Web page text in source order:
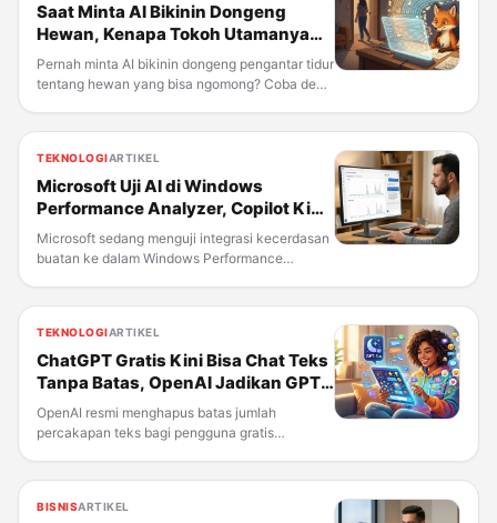
Saat Minta AI Bikinin Dongeng
Hewan, Kenapa Tokoh Utamanya
Tidak ada Cewek?
Pernah minta AI bikinin dongeng pengantar tidur
tentang hewan yang bisa ngomong? Coba deh.
gitu. Justru kebalikannya.
TEKNOLOGIARTIKEL
Microsoft Uji AI di Windows
Performance Analyzer, Copilot Kini
Bisa Bantu Cari Penyebab PC
Lambat
Microsoft sedang menguji integrasi kecerdasan
buatan ke dalam Windows Performance
menyelidiki masalah kinerja di
TEKNOLOGIARTIKEL
ChatGPT Gratis Kini Bisa Chat Teks
Tanpa Batas, OpenAI Jadikan GPT-
5.6 Luna sebagai Model Default
OpenAI resmi menghapus batas jumlah
percakapan teks bagi pengguna gratis
kepada pengguna non-berbayar sejak
BISNISARTIKEL